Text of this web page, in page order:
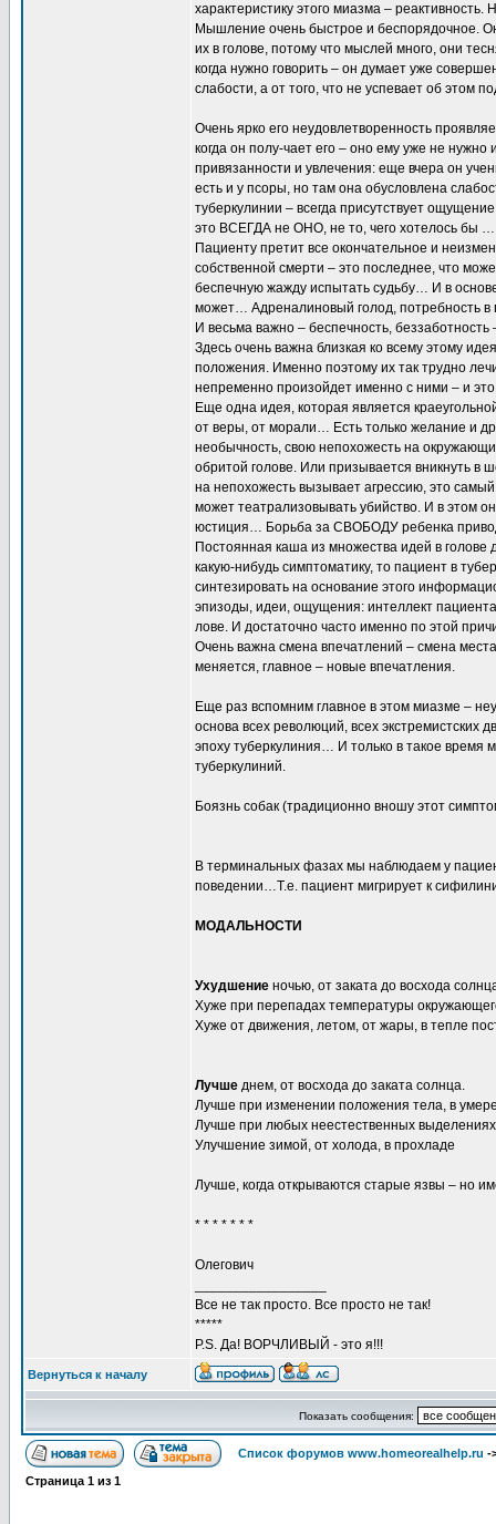
характеристику этого миазма – реактивность.
Мышление очень быстрое и беспорядочное.
их в голове, потому что мыслей много, они
когда нужно говорить – он думает уже
слабости, а от того, что не успевает об этом
Очень ярко его неудовлетворенность
когда он полу-чает его – оно ему уже не
привязанности и увлечения: еще вчера он
есть и у псоры, но там она обусловлена
туберкулинии – всегда присутствует
это ВСЕГДА не ОНО, не то, чего хотелось бы …
Пациенту претит все окончательное и
собственной смерти – это последнее, что
беспечную жажду испытать судьбу… И в
может… Адреналиновый голод, потребность в
И весьма важно – беспечность,
Здесь очень важна близкая ко всему этому
положения. Именно поэтому их так трудно
непременно произойдет именно с ними – и это
Еще одна идея, которая является
от веры, от морали… Есть только желание и
необычность, свою непохожесть на
обритой голове. Или призывается вникнуть в
на непохожесть вызывает агрессию, это
может театрализовывать убийство. И в этом
юстиция… Борьба за СВОБОДУ ребенка
Постоянная каша из множества идей в
какую-нибудь симптоматику, то пациент в
синтезировать на основание этого
эпизоды, идеи, ощущения: интеллект пациента
лове. И достаточно часто именно по этой
Очень важна смена впечатлений – смена
меняется, главное – новые впечатления.
Еще раз вспомним главное в этом миазме –
основа всех революций, всех
эпоху туберкулиния… И только в такое
туберкулиний.
Боязнь собак (традиционно вношу этот
В терминальных фазах мы наблюдаем у
поведении…Т.е. пациент мигрирует к
МОДАЛЬНОСТИ
Ухудшение ночью, от заката до восхода
Хуже при перепадах температуры
Хуже от движения, летом, от жары, в тепле
Лучше днем, от восхода до заката солнца.
Лучше при изменении положения тела, в
Лучше при любых неестественных
Улучшение зимой, от холода, в прохладе
Лучше, когда открываются старые язвы – но
* * * * * * *
Олегович
Все не так просто. Все просто не так!
*****
P.S. Да! ВОРЧЛИВЫЙ - это я!!!
Вернуться к началу
Показать сообщения:
Список форумов www.homeorealhelp.ru -
Страница 1 из 1